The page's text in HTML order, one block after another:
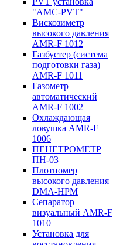
"AMC-PVT"
Вискозиметр
высокого давления
AMR-F 1012
Газбустер (система
подготовки газа)
AMR-F 1011
Газометр
автоматический
AMR-F 1002
Охлаждающая
ловушка AMR-F
1006
ПЕНЕТРОМЕТР
ПН-03
Плотномер
высокого давления
DMA-HPM
Сепаратор
визуальный AMR-F
1010
Установка для